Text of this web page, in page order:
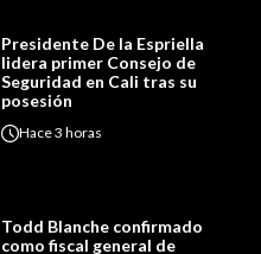
Presidente De la Espriella
lidera primer Consejo de
Seguridad en Cali tras su
posesión
Hace3 horas
Todd Blanche confirmado
como fiscal general de